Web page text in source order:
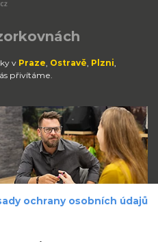
v Praze Ostravě Plzni
přivítáme.
ochrany osobních údajů